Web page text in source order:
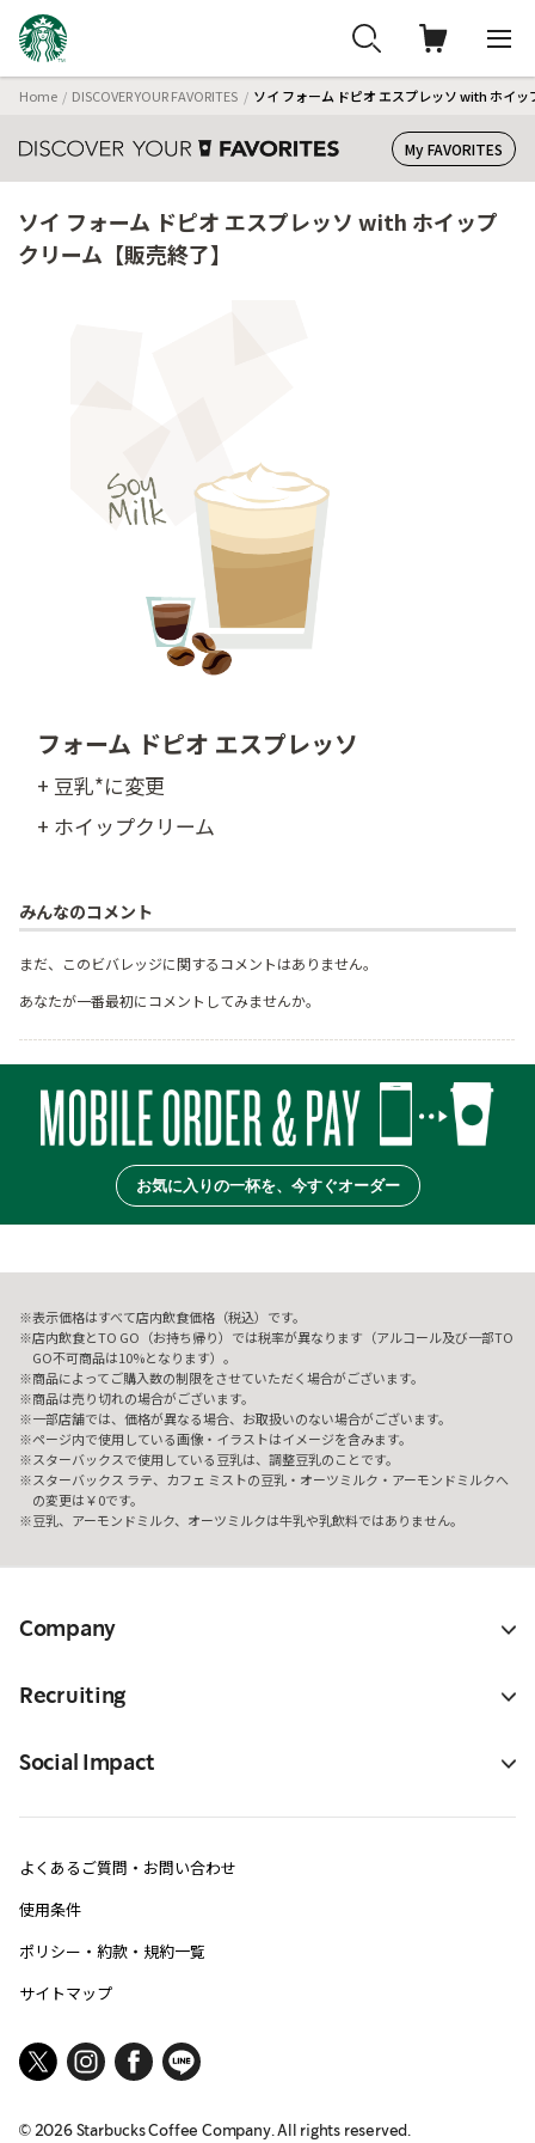
Home DISCOVER YOUR FAVORITES ソイ フォーム ドピオ エスプレッソ with ホイ
My FAVORITES
ソイ フォーム ドピオ エスプレッソ with ホイップ
クリーム【販売終了】
フォーム ドピオ エスプレッソ
+ 豆乳*に変更
+ ホイップクリーム
みんなのコメント
まだ、このビバレッジに関するコメントはありません。
あなたが一番最初にコメントしてみませんか。
お気に入りの一杯を、今すぐオーダー
表示価格はすべて店内飲食価格（税込）です。
店内飲食とTO GO（お持ち帰り）では税率が異なります（アルコール及び一部TO
GO不可商品は10%となります）。
商品によってご購入数の制限をさせていただく場合がございます。
商品は売り切れの場合がございます。
一部店舗では、価格が異なる場合、お取扱いのない場合がございます。
ページ内で使用している画像・イラストはイメージを含みます。
スターバックスで使用している豆乳は、調整豆乳のことです。
スターバックス ラテ、カフェ ミストの豆乳・オーツミルク・アーモンドミルクへ
の変更は￥0です。
豆乳、アーモンドミルク、オーツミルクは牛乳や乳飲料ではありません。
Company
Recruiting
Social Impact
よくあるご質問・お問い合わせ
使用条件
ポリシー・約款・規約一覧
サイトマップ
© 2026Starbucks Coffee Company. All rights reserved.